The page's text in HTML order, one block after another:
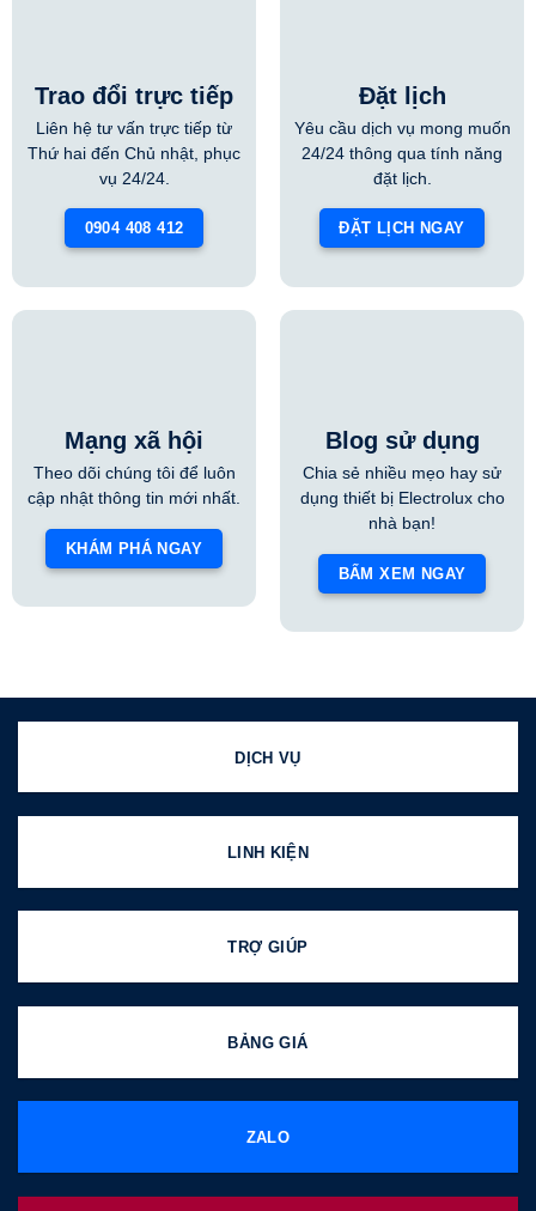
Trao đổi trực tiếp
Liên hệ tư vấn trực tiếp từ
Thứ hai đến Chủ nhật, phục
vụ 24/24.
0904 408 412
Đặt lịch
Yêu cầu dịch vụ mong muốn
24/24 thông qua tính năng
đặt lịch.
ĐẶT LỊCH NGAY
Mạng xã hội
Theo dõi chúng tôi để luôn
cập nhật thông tin mới nhất.
KHÁM PHÁ NGAY
Blog sử dụng
Chia sẻ nhiều mẹo hay sử
dụng thiết bị Electrolux cho
nhà bạn!
BẤM XEM NGAY
DỊCH VỤ
LINH KIỆN
TRỢ GIÚP
BẢNG GIÁ
ZALO